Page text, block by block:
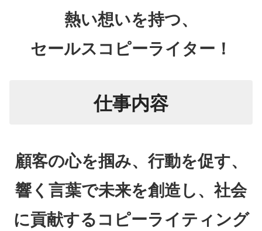
熱い想いを持つ、
セールスコピーライター！
仕事内容
顧客の心を掴み、行動を促す、
響く言葉で未来を創造し、社会
に貢献するコピーライティング